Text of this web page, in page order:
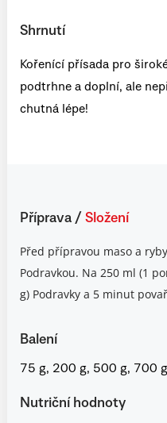
Shrnutí
Kořenící přísada pro
podtrhne a doplní, ale
chutná lépe!
Příprava / Složení
Před přípravou maso a
Podravkou. Na 250 ml (1
g) Podravky a 5 minut
Balení
75 g, 200 g, 500 g, 700
Nutriční hodnoty